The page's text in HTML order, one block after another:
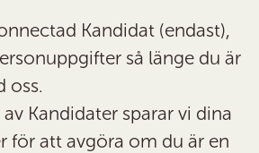
Kandidat (endast),
så länge du är
oss.
Kandidater sparar vi dina
för att avgöra om du är en